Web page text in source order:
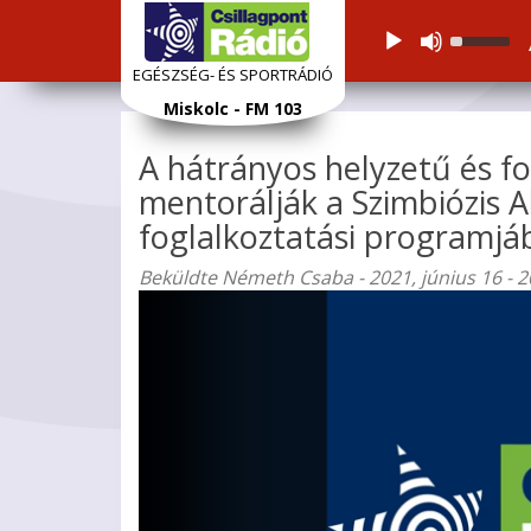
Ugrás
EGÉSZSÉG- ÉS SPORTRÁDIÓ
Miskolc - FM 103
Audiolejátszó
Fel/Le
nyíl
hangerő
vagy
A hátrányos helyzetű és
mentorálják a Szimbiózis
foglalkoztatási
BeküldteNémeth Csaba - 2021, június 16 -